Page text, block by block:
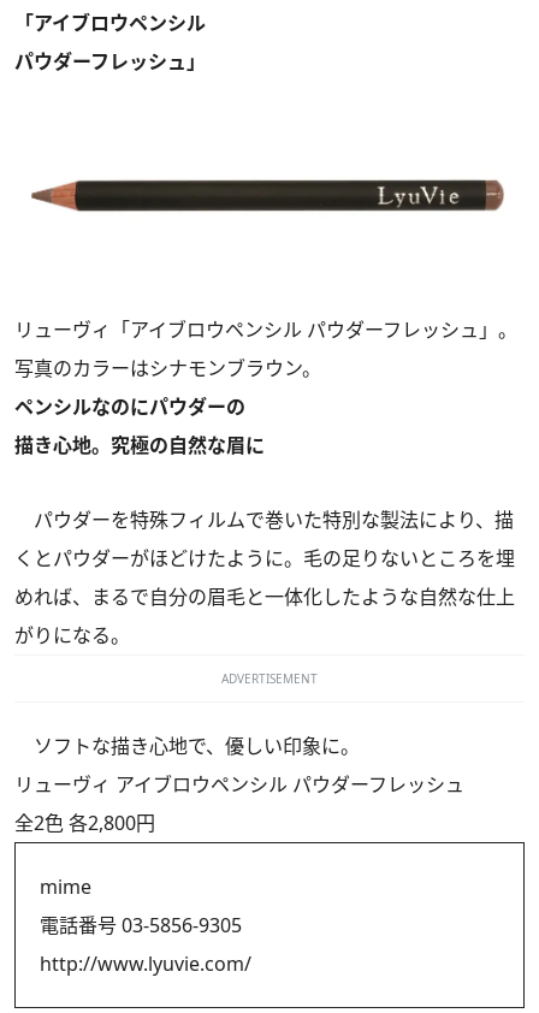
「アイブロウペンシル
パウダーフレッシュ」
リューヴィ「アイブロウペンシル パウダーフレッシュ」。
写真のカラーはシナモンブラウン。
ペンシルなのにパウダーの
描き心地。究極の自然な眉に
パウダーを特殊フィルムで巻いた特別な製法により、描
くとパウダーがほどけたように。毛の足りないところを埋
めれば、まるで自分の眉毛と一体化したような自然な仕上
がりになる。
ADVERTISEMENT
ソフトな描き心地で、優しい印象に。
リューヴィ アイブロウペンシル パウダーフレッシュ
全2色 各2,800円
mime
電話番号 03-5856-9305
http://www.lyuvie.com/